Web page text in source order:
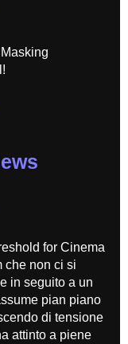
for Cinema
che non ci si
in seguito a un
pian piano
di tensione
attinto a piene